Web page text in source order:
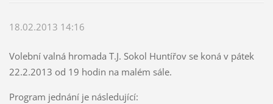
18.02.2013 14:16
Volební valná hromada T.J. Sokol Huntířov se koná v pátek
22.2.2013 od 19 hodin na malém sále.
Program jednání je následující: